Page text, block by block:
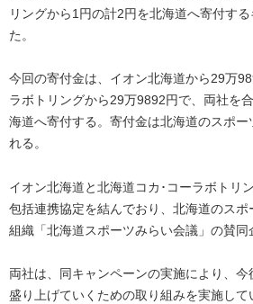
リングから1円の計2円を北海道へ寄付す
た。
今回の寄付金は、イオン北海道から29万
ラボトリングから29万9892円で、両社を
海道へ寄付する。寄付金は北海道のスポー
れる。
イオン北海道と北海道コカ･コーラボトリ
包括連携協定を結んでおり、北海道のス
組織「北海道スポーツみらい会議」の賛同
両社は、同キャンペーンの実施により、
盛り上げていくための取り組みを実施して